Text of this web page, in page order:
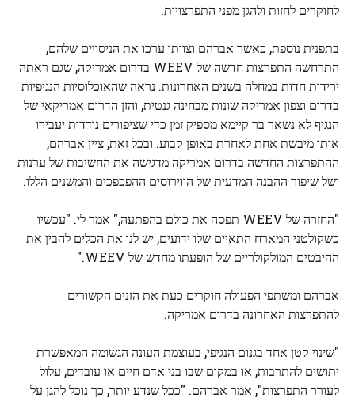
לחוקרים לחזות ולהגן מפני התפרצויות.
בתפנית נוספת, כאשר אברהם וצוותו ערכו את הניסויים שלהם,
התרחשה התפרצות חדשה של WEEV בדרום אמריקה, שגם ראתה
ירידות חדות במחלה בשנים האחרונות. נראה שהאוכלוסיות הנגיפיות
בדרום וצפון אמריקה שונות מבחינה גנטית, והזן הדרום אמריקאי של
הנגיף לא נשאר בר קיימא מספיק זמן כדי שציפורים נודדות יעבירו
אותו מיבשת אחת לאחרת באופן קבוע. ובכל זאת, ציין אברהם,
ההתפרצות החדשה בדרום אמריקה מדגישה את החשיבות של ערנות
ושל שיפור ההבנה המדעית של הווירוסים ההפכפכים והמשנים הללו.
"החזרה של WEEV תפסה את כולם בהפתעה," אמר לי. "עכשיו
כשקולטני המארח התאיים שלו ידועים, יש לנו את הכלים להבין את
ההיבטים המולקולריים של הופעתו מחדש של WEEV."
אברהם ומשתפי הפעולה חוקרים כעת את הזנים הקשורים
להתפרצות האחרונה בדרום אמריקה.
"שינוי קטן אחד בגנום הנגיפי, בעוצמת העונה הגשומה המאפשרת
יתושים להתרבות, או במקום שבו בני אדם חיים או עובדים, עלול
לעורר התפרצות", אמר אברהם. "ככל שנדע יותר, כך נוכל להגן על